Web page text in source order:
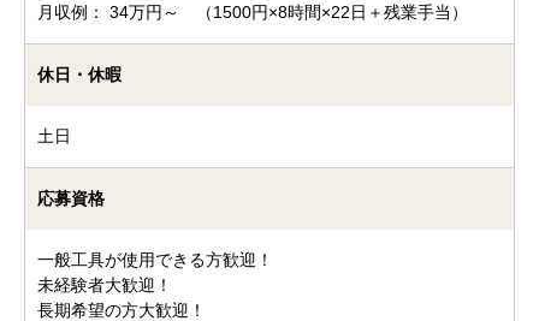
月収例： 34万円～ （1500円×8時間×22日＋残業手当）
休日・休暇
土日
応募資格
一般工具が使用できる方歓迎！
未経験者大歓迎！
長期希望の方大歓迎！